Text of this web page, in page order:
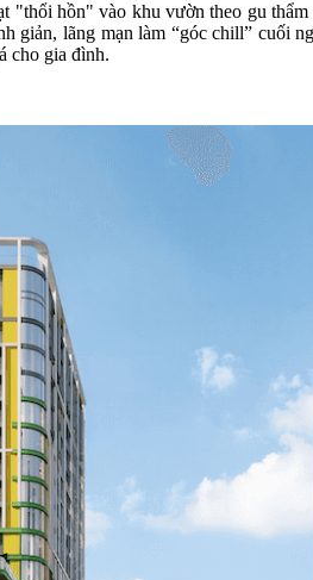
hồn" vào khu vườn theo gu
giản, lãng mạn làm “góc chill” cuối
cho gia đình.